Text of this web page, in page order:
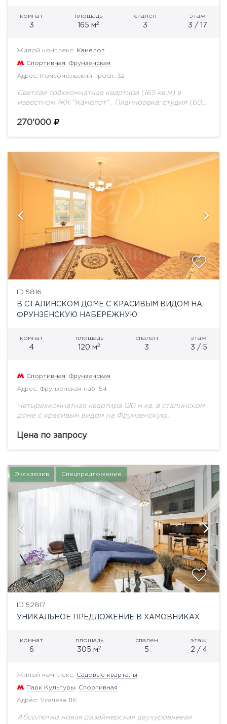
комнат
3
площадь
165 м2
спален
3
этаж
3 / 17
Жилой комплекс: Камелот
Спортивная Фрунзенская
Адрес: Комсомольский просп. 32
Светлая трёхкомнатная квартира (165 кв.м) в
известном ЖК "Камелот" . Планировка: студия (60
назначения (20 кв.м), 2.5 санузла (ванна, душевая
270'000
ID 5816
В СТАЛИНСКОМ ДОМЕ С КРАСИВЫМ ВИДОМ НА
ФРУНЗЕНСКУЮ НАБЕРЕЖНУЮ
комнат
4
площадь
120 м2
спален
3
этаж
3 / 5
Спортивная Фрунзенская
Адрес: Фрунзенская наб. 54
Четырехкомнатная квартира 120 м.кв. в сталинском
доме с красивым видом на Фрунзенскую
(24, 26, 16 и 18 кв.м.) ·...
Цена по запросу
Эксклюзив Спецпредложение
ID 52817
УНИКАЛЬНОЕ ПРЕДЛОЖЕНИЕ В ХАМОВНИКАХ
комнат
6
площадь
305 м2
спален
5
этаж
2 / 4
Жилой комплекс: Садовые кварталы
Парк Культуры Спортивная
Адрес: Усачева 11К
Абсолютно новая дизайнерская двухуровневая